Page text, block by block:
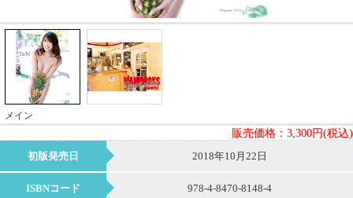
メイン
販売価格： 3,300円(税込)
初版発売日
2018年10月22日
ISBNコード 978-4-8470-8148-4